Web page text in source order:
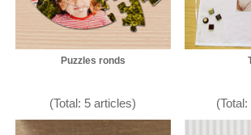
Puzzles ronds
(Total: 5 articles)